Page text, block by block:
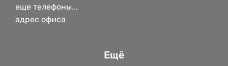
еще телефоны...
адрес офиса
Ещё